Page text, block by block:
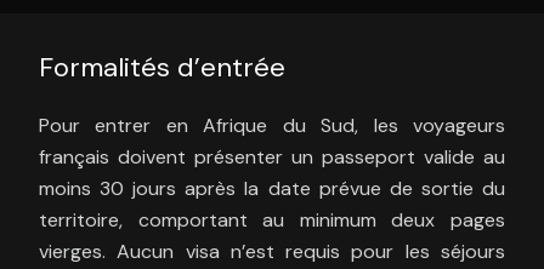
Formalités d’entrée
Pour entrer en Afrique du Sud, les voyageurs
français doivent présenter un passeport valide au
moins 30 jours après la date prévue de sortie du
territoire, comportant au minimum deux pages
vierges. Aucun visa n’est requis pour les séjours